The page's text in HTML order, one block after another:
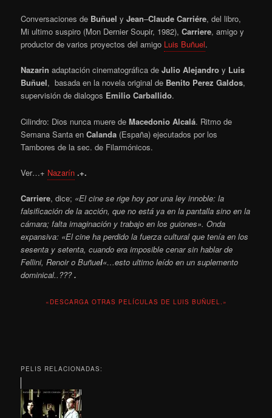
Conversaciones de Buñuel yJean–Claude Carriére, del libro,
Mi ultimo suspiro (Mon Dernier Soupir, 1982),Carriere, amigo y
productor de varios proyectos del amigo Luis Buñuel.
Nazarin adaptación cinematográfica deJulio Alejandroy Luis
Buñuel, basada en la novela original de Benito Perez Galdos,
supervisión de dialogos Emilio Carballido.
Cilindro: Dios nunca muere deMacedonio Alcalá. Ritmo de
Semana Santa enCalanda (España) ejecutados por los
Tambores de la sec. de Filarmónicos.
Ver…+ Nazarín .+.
Carriere, dice; «El cine se rige hoy por una ley innoble: la
falsificación de la acción, que no está ya en la pantalla sino en la
cámara; falta imaginación y trabajo en los guiones». Onda
expansiva: «El cine ha perdido la fuerza cultural que tenía en los
sesenta y setenta, cuando era imposible cenar sin hablar de
Fellini, Renoir o Buñuel«…esto ultimo leído en un suplemento
dominical..???.
«DESCARGA OTRAS PELÍCULAS DE LUIS BUÑUEL.»
PELIS RELACIONADAS: